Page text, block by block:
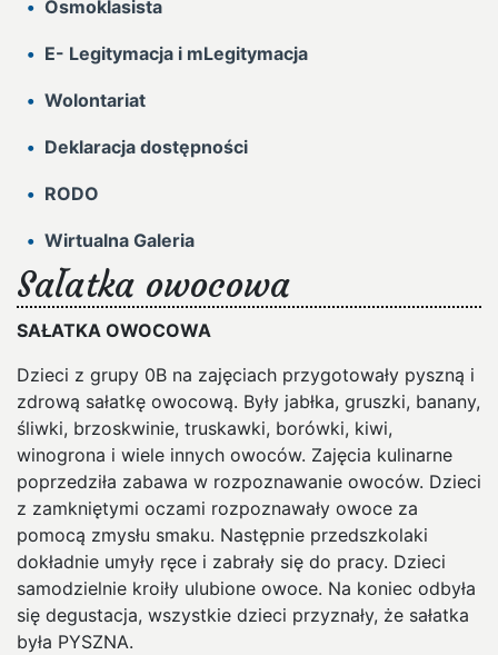
Ósmoklasista
E- Legitymacja i mLegitymacja
Wolontariat
Deklaracja dostępności
RODO
Wirtualna Galeria
Sałatka owocowa
SAŁATKA OWOCOWA
Dzieci z grupy 0B na zajęciach przygotowały pyszną i
zdrową sałatkę owocową. Były jabłka, gruszki, banany,
śliwki, brzoskwinie, truskawki, borówki, kiwi,
winogrona i wiele innych owoców. Zajęcia kulinarne
poprzedziła zabawa w rozpoznawanie owoców. Dzieci
z zamkniętymi oczami rozpoznawały owoce za
pomocą zmysłu smaku. Następnie przedszkolaki
dokładnie umyły ręce i zabrały się do pracy. Dzieci
samodzielnie kroiły ulubione owoce. Na koniec odbyła
się degustacja, wszystkie dzieci przyznały, że sałatka
była PYSZNA.